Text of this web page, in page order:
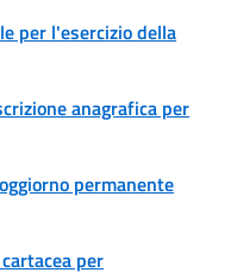
per l'esercizio della
anagrafica per
permanente
per